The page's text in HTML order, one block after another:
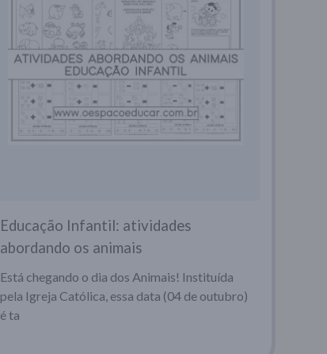
Educação Infantil: atividades
abordando os animais
Está chegando o dia dos Animais! Instituída
pela Igreja Católica, essa data (04 de outubro)
é ta